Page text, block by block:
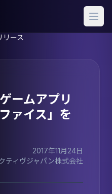
リース
ームアプリ
ァイス」を
2017年11月24日
ティヴジャパン株式会社